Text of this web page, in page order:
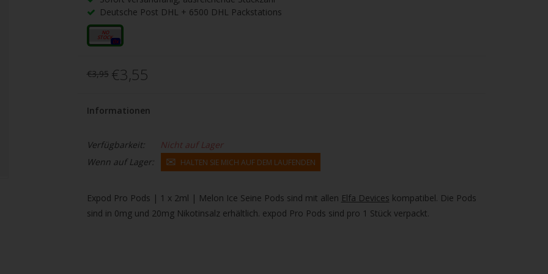
Deutsche Post DHL + 6500 DHL Packstations
20mg
0x
€3,95 €3,55
Informationen
Verfügbarkeit:
Nicht auf Lager
Wenn auf Lager:
HALTEN SIE MICH AUF DEM LAUFENDEN
Expod Pro Pods | 1 x 2ml | Melon Ice Seine Pods sind mit allen Elfa Devices kompatibel. Die Pods
sind in 0mg und 20mg Nikotinsalz erhältlich. expod Pro Pods sind pro 1 Stück verpackt.